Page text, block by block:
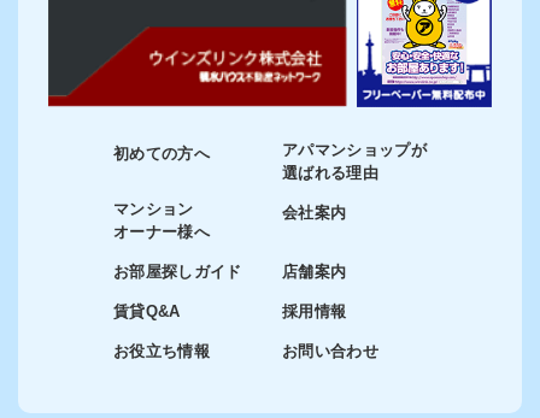
初めての方へ
マンション
オーナー様へ
お部屋探しガイド
賃貸Q&A
お役立ち情報
アパマンショップが
選ばれる理由
会社案内
店舗案内
採用情報
お問い合わせ